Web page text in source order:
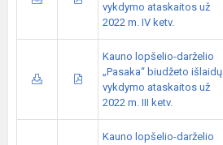
vykdymo ataskaitos už
2022 m. IV ketv.
Kauno lopšelio-darželio
„Pasaka“ biudžeto išlaidų
vykdymo ataskaitos už
2022 m. III ketv.
Kauno lopšelio-darželio